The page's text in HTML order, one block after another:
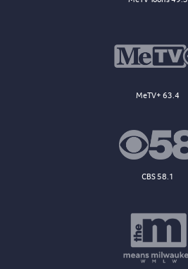
MeTV+ 63.4
CBS 58.1